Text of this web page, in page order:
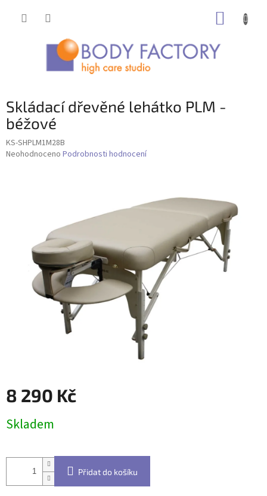
Skládací dřevěné lehátko PLM -
béžové
KS-SHPLM1M28B
Průměrné
Neohodnoceno Podrobnosti hodnocení
8 290 Kč
cena:
Skladem
Přidat do košíku